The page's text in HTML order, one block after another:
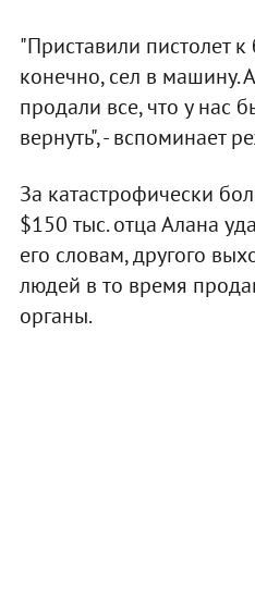
"Приставили пистолет
конечно, сел в машину.
продали все, что у нас
вернуть", - вспоминает
За катастрофически
$150 тыс. отца Алана
его словам, другого
людей в то время
органы.